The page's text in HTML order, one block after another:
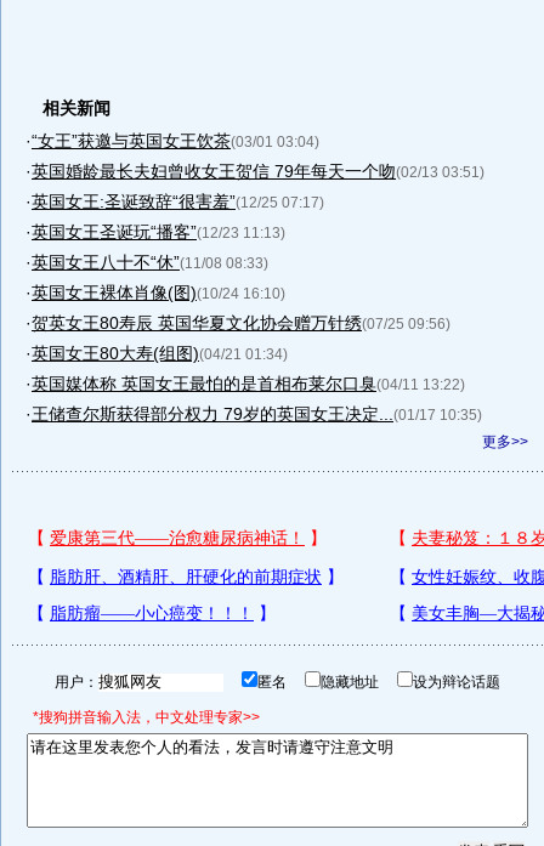
相关新闻
·“女王”获邀与英国女王饮茶(03/01 03:04)
·英国婚龄最长夫妇曾收女王贺信 79年每天一个吻(02/13 03:51)
·英国女王:圣诞致辞“很害羞”(12/25 07:17)
·英国女王圣诞玩“播客”(12/23 11:13)
·英国女王八十不“休”(11/08 08:33)
·英国女王裸体肖像(图)(10/24 16:10)
·贺英女王80寿辰 英国华夏文化协会赠万针绣(07/25 09:56)
·英国女王80大寿(组图)(04/21 01:34)
·英国媒体称 英国女王最怕的是首相布莱尔口臭(04/11 13:22)
·王储查尔斯获得部分权力 79岁的英国女王决定... (01/17 10:35)
更多>>
用户： 匿名 隐藏地址 设为辩论话题
*搜狗拼音输入法，中文处理专家>>